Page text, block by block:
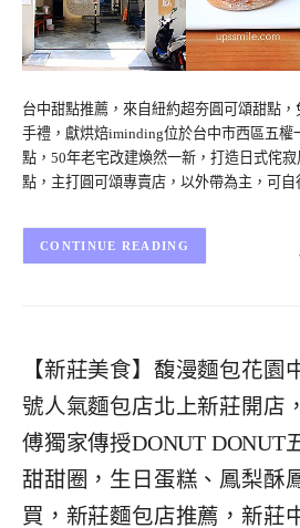
台中甜點推薦，來自紐約超夯圓可頌甜點
手禮，獻烘焙iminding位於台中市西區五權
點，50年老宅改建煥然一新，打造日式侘
點，主打圓可頌專賣店，以外帶為主，可
CONTINUE READING
【新莊美食】馥漫麵包花園
號人氣麵包店北上新莊開店
傅獨家傳授DONUT DONUT
甜甜圈，生日蛋糕、鳳梨酥
買，新莊麵包店推薦，新莊